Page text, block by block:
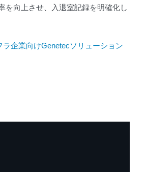
を向上させ、入退室記録を明確化し
ラ企業向けGenetecソリューション